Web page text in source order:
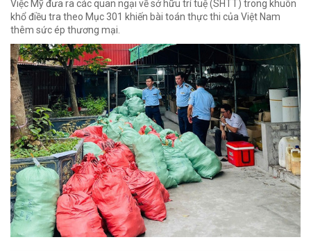
Việc Mỹ đưa ra các quan ngại về sở hữu trí tuệ (SHTT) trong khuôn
khổ điều tra theo Mục 301 khiến bài toán thực thi của Việt Nam
thêm sức ép thương mại.